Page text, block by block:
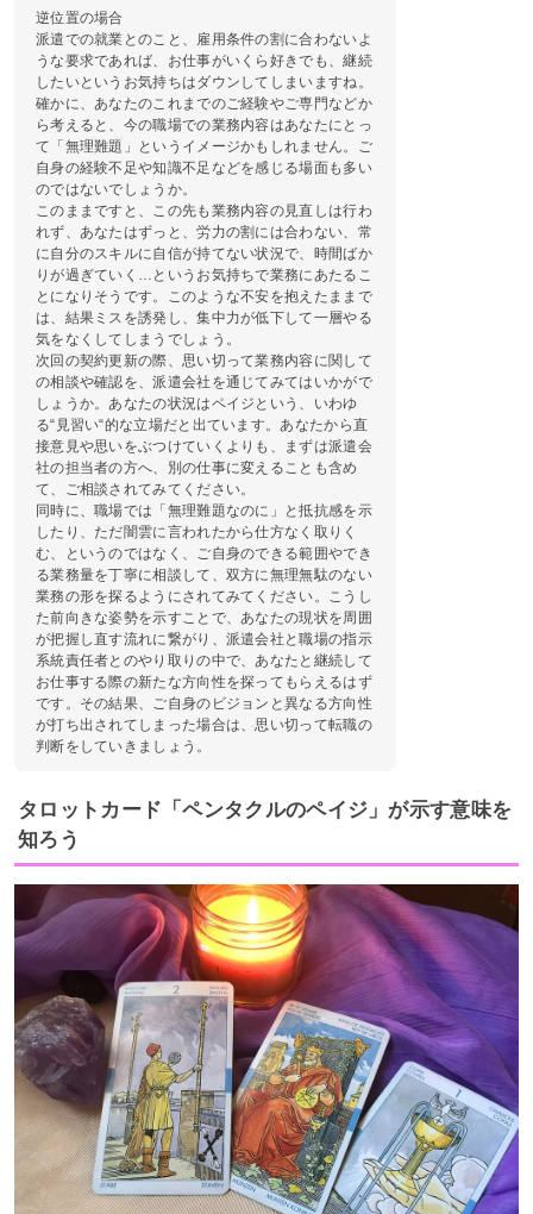
逆位置の場合
派遣での就業とのこと、雇用条件の割に合わないよ
うな要求であれば、お仕事がいくら好きでも、継続
したいというお気持ちはダウンしてしまいますね。
確かに、あなたのこれまでのご経験やご専門などか
ら考えると、今の職場での業務内容はあなたにとっ
て「無理難題」というイメージかもしれません。ご
自身の経験不足や知識不足などを感じる場面も多い
のではないでしょうか。
このままですと、この先も業務内容の見直しは行わ
れず、あなたはずっと、労力の割には合わない、常
に自分のスキルに自信が持てない状況で、時間ばか
りが過ぎていく…というお気持ちで業務にあたるこ
とになりそうです。このような不安を抱えたままで
は、結果ミスを誘発し、集中力が低下して一層やる
気をなくしてしまうでしょう。
次回の契約更新の際、思い切って業務内容に関して
の相談や確認を、派遣会社を通じてみてはいかがで
しょうか。あなたの状況はペイジという、いわゆ
る“見習い“的な立場だと出ています。あなたから直
接意見や思いをぶつけていくよりも、まずは派遣会
社の担当者の方へ、別の仕事に変えることも含め
て、ご相談されてみてください。
同時に、職場では「無理難題なのに」と抵抗感を示
したり、ただ闇雲に言われたから仕方なく取りく
む、というのではなく、ご自身のできる範囲やでき
る業務量を丁寧に相談して、双方に無理無駄のない
業務の形を探るようにされてみてください。こうし
た前向きな姿勢を示すことで、あなたの現状を周囲
が把握し直す流れに繋がり、派遣会社と職場の指示
系統責任者とのやり取りの中で、あなたと継続して
お仕事する際の新たな方向性を探ってもらえるはず
です。その結果、ご自身のビジョンと異なる方向性
が打ち出されてしまった場合は、思い切って転職の
判断をしていきましょう。
タロットカード「ペンタクルのペイジ」が示す意味を
知ろう